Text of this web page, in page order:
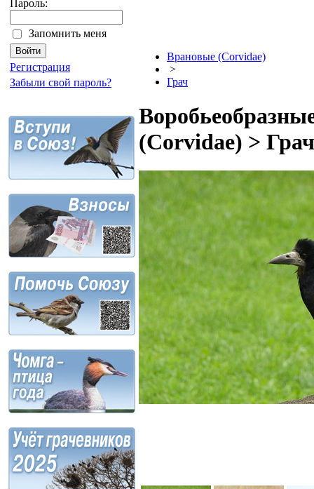
Пароль:
Запомнить меня
Регистрация
Забыли свой пароль?
Врановые (Corvidae)
>
Грач
(Corvidae) > Грач